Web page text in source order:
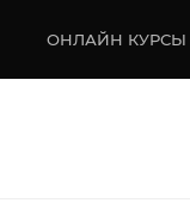
ОНЛАЙН КУРСЫ